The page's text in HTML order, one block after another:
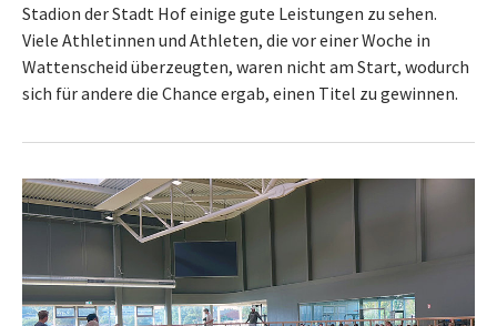
Stadion der Stadt Hof einige gute Leistungen zu sehen.
Viele Athletinnen und Athleten, die vor einer Woche in
Wattenscheid überzeugten, waren nicht am Start, wodurch
sich für andere die Chance ergab, einen Titel zu gewinnen.